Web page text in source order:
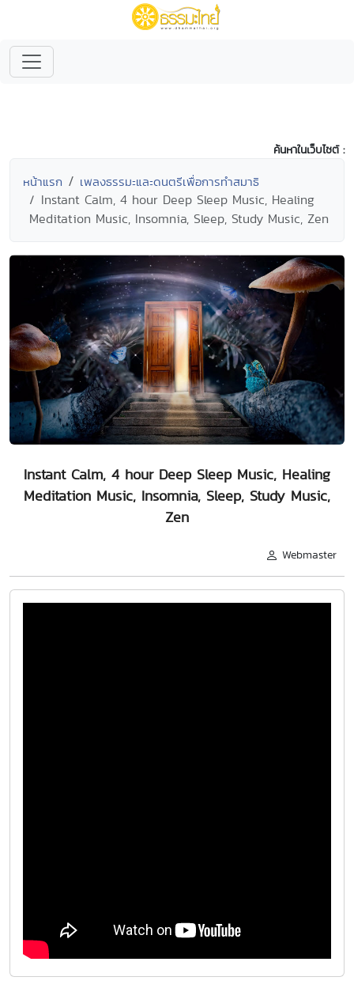
ค้นหาในเว็บไซต์ :
หน้าแรก เพลงธรรมะและดนตรีเพื่อการทำสมาธิ
Instant Calm, 4 hour Deep Sleep Music, Healing
Meditation Music, Insomnia, Sleep, Study Music, Zen
Instant Calm, 4 hour Deep Sleep Music, Healing
Meditation Music, Insomnia, Sleep, Study Music,
Zen
Webmaster